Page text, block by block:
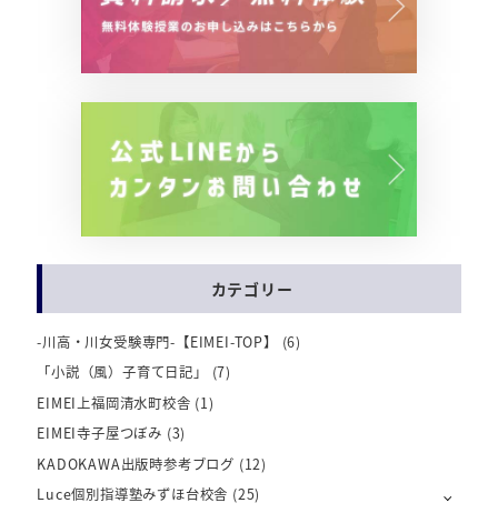
カテゴリー
-川高・川女受験専門-【EIMEI-TOP】
(6)
「小説（風）子育て日記」
(7)
EIMEI上福岡清水町校舎 (1)
EIMEI寺子屋つぼみ (3)
KADOKAWA出版時参考ブログ (12)
Luce個別指導塾みずほ台校舎 (25)